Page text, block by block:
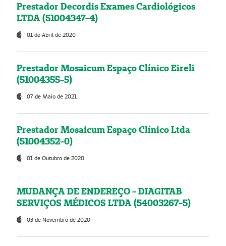
Prestador Decordis Exames Cardiológicos
LTDA (51004347-4)
01 de Abril de 2020
Prestador Mosaicum Espaço Clínico Eireli
(51004355-5)
07 de Maio de 2021
Prestador Mosaicum Espaço Clínico Ltda
(51004352-0)
01 de Outubro de 2020
MUDANÇA DE ENDEREÇO - DIAGITAB
SERVIÇOS MÉDICOS LTDA (54003267-5)
03 de Novembro de 2020